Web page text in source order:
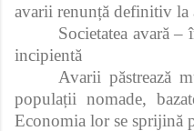
avarii renunță definitiv la
Societatea avară
incipientă
Avarii păstrează
populații nomade,
Economia lor se sprijină